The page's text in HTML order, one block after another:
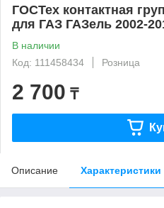
ГОСТех контактная
для ГАЗ ГАЗель 2002-
В наличии
Код: 111458434
Розница
2 700 ₸
Описание Характеристики